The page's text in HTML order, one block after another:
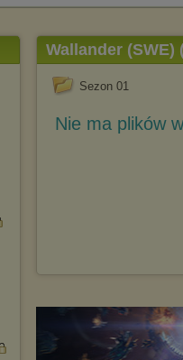
Wallander (SWE)
Sezon 01
Nie ma plików